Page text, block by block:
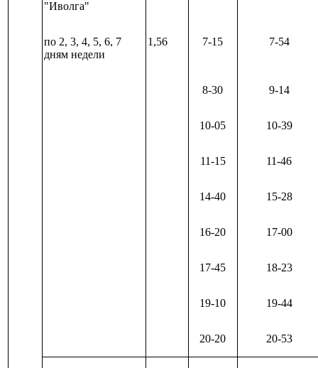
"Иволга"
по 2, 3, 4, 5, 6, 7
дням недели
1,56 7-15 7-54
8-30 9-14
10-05 10-39
11-15 11-46
14-40 15-28
16-20 17-00
17-45 18-23
19-10 19-44
20-20 20-53